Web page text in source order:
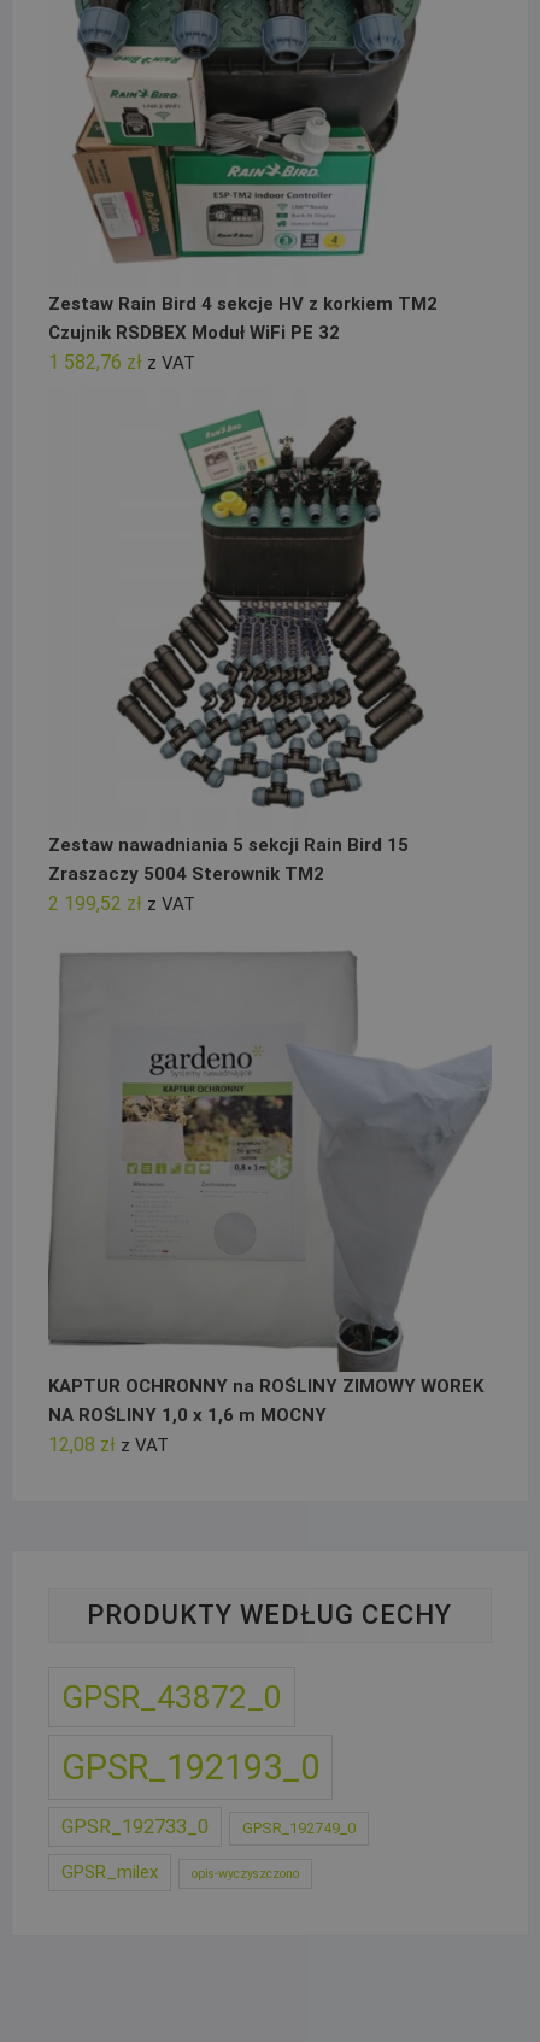
Zestaw Rain Bird 4 sekcje HV z korkiem TM2
Czujnik RSDBEX Moduł WiFi PE 32
1 582,76 zł z VAT
Zestaw nawadniania 5 sekcji Rain Bird 15
Zraszaczy 5004 Sterownik TM2
2 199,52 zł z VAT
KAPTUR OCHRONNY na ROŚLINY ZIMOWY WOREK
NA ROŚLINY 1,0 x 1,6 m MOCNY
12,08 zł z VAT
PRODUKTY WEDŁUG CECHY
GPSR_43872_0
GPSR_192193_0
GPSR_192733_0 GPSR_192749_0
GPSR_milex opis-wyczyszczono